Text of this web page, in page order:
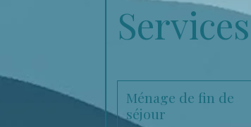
Services
Ménage de fin de
séjour